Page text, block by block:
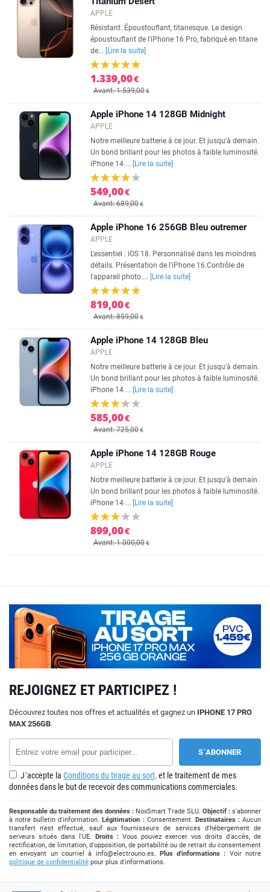
APPLE
Résistant. Époustouflant, titanesque. Le design
époustouflant de l'iPhone 16 Pro, fabriqué en titane
de...
[Lire la suite]
1.339,00€
Avant: 1.539,00€
Apple iPhone 14 128GB Midnight
APPLE
Notre meilleure batterie à ce jour. Et jusqu'à demain.
Un bond brillant pour les photos à faible luminosité.
iPhone 14 ...
[Lire la suite]
549,00€
Avant: 689,00€
Apple iPhone 16 256GB Bleu outremer
APPLE
L'essentiel : iOS 18. Personnalisé dans les moindres
détails. Présentation de l'iPhone 16.Contrôle de
l'appareil photo....
[Lire la suite]
819,00€
Avant: 859,00€
Apple iPhone 14 128GB Bleu
APPLE
Notre meilleure batterie à ce jour. Et jusqu'à demain.
Un bond brillant pour les photos à faible luminosité.
iPhone 14 ...
[Lire la suite]
585,00€
Avant: 725,00€
Apple iPhone 14 128GB Rouge
APPLE
Notre meilleure batterie à ce jour. Et jusqu'à demain.
Un bond brillant pour les photos à faible luminosité.
iPhone 14 ...
[Lire la suite]
899,00€
Avant: 1.000,00€
REJOIGNEZ ET PARTICIPEZ !
Découvrez toutes nos offres et actualités et gagnez un IPHONE 17 PRO
MAX 256GB.
J´accepte la Conditions du tirage au sort, et le traitement de mes
données dans le but de recevoir des communications commerciales.
Responsable du traitement des données : NoxSmart Trade SLU. Objectif : s'abonner
à notre bulletin d'information.Légitimation :Consentement. Destinataires :Aucun
transfert n'est effectué, sauf aux fournisseurs de services d'hébergement de
serveurs situés dans l'UE. Droits : Vous pouvez exercer vos droits d'accès, de
rectification, de limitation, d'opposition, de portabilité ou de retrait du consentement
en envoyant un courriel à info@electrouno.es. Plus d'informations : Voir notre
politique de confidentialité pour plus d'informations.